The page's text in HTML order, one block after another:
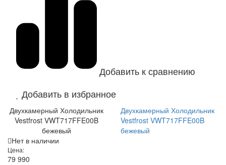
Добавить к сравнению
Добавить в избранное
Двухкамерный Холодильник
Vestfrost VWT717FFE00B
бежевый
Двухкамерный Холодильник
Vestfrost VWT717FFE00B
бежевый
Нет в наличии
Цена:
79 990